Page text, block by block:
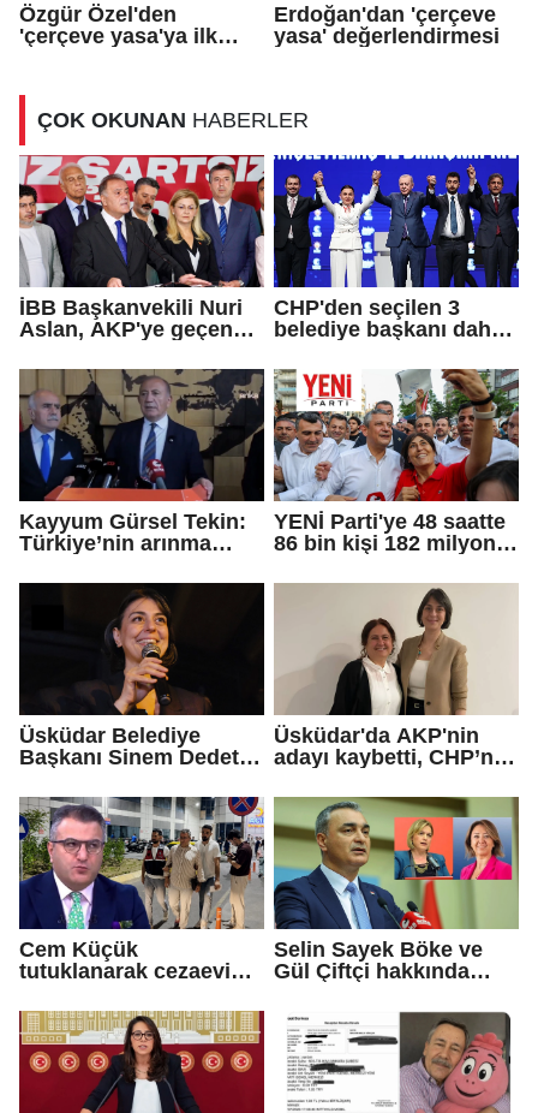
Özgür Özel'den
'çerçeve yasa'ya ilk
Erdoğan'dan 'çerçeve
yasa' değerlendirmesi
ÇOK OKUNAN HABERLER
İBB Başkanvekili Nuri
Aslan, AKP'ye geçen
iddialarına yanıt verdi
CHP'den seçilen 3
belediye başkanı daha
Kayyum Gürsel Tekin:
Türkiye’nin arınma
geldiniz...
YENİ Parti'ye 48 saatte
86 bin kişi 182 milyon
Üsküdar Belediye
Başkanı Sinem Dedetaş
Üsküdar'da AKP'nin
adayı kaybetti, CHP’nin
Çetinkaya Başkan
Vekili seçildi
Cem Küçük
tutuklanarak cezaevine
Selin Sayek Böke ve
Gül Çiftçi hakkında
başlatılacak